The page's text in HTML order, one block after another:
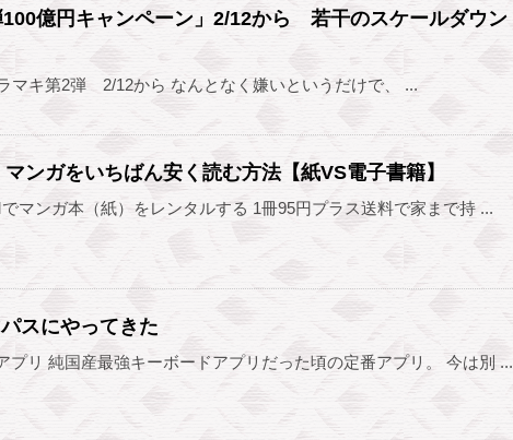
億円キャンペーン」2/12から 若干のスケールダウン
マキ第2弾 2/12から なんとなく嫌いというだけで、 ...
マンガをいちばん安く読む方法【紙VS電子書籍】
マンガ本（紙）をレンタルする 1冊95円プラス送料で家まで持 ...
スにやってきた
プリ 純国産最強キーボードアプリだった頃の定番アプリ。 今は別 ...